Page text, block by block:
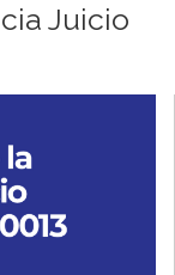
Juicio